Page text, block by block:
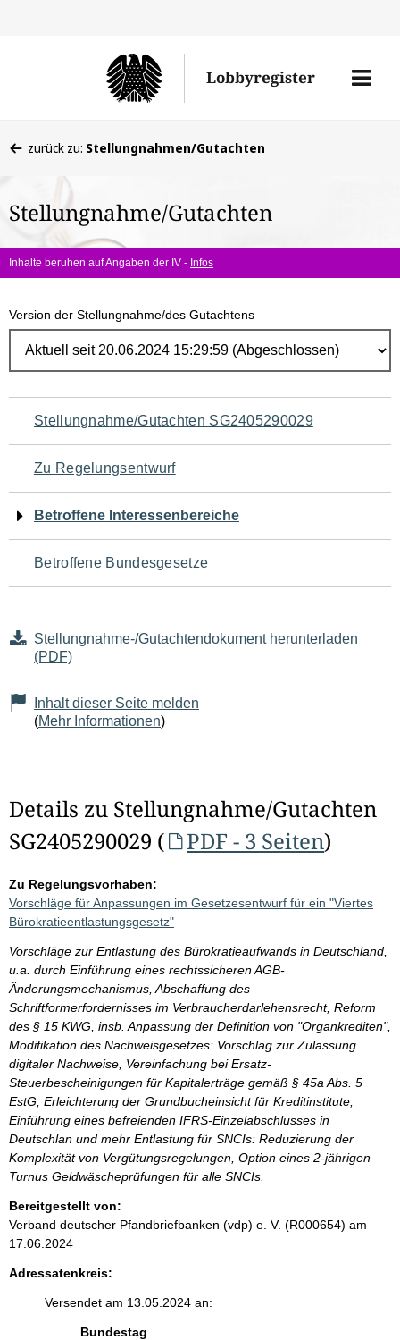
Lobbyregister
Menü
befinden
hier:
zurück zu: Stellungnahmen/Gutachten
Stellungnahme/Gutachten
Inhalte beruhen auf Angaben der IV - Infos
Version der Stellungnahme/des Gutachtens
Navigation
für
den
Seiteninhalt
Stellungnahme/Gutachten SG2405290029
Zu Regelungsentwurf
Betroffene Interessenbereiche
Betroffene Bundesgesetze
Stellungnahme-/Gutachtendokument herunterladen
(PDF)
Inhalt dieser Seite melden
(Mehr Informationen)
Details zu Stellungnahme/Gutachten
SG2405290029 (
PDF - 3 Seiten)
Zu Regelungsvorhaben:
Vorschläge für Anpassungen im Gesetzesentwurf für ein "Viertes
Bürokratieentlastungsgesetz"
Vorschläge zur Entlastung des Bürokratieaufwands in Deutschland,
u.a. durch Einführung eines rechtssicheren AGB-
Änderungsmechanismus, Abschaffung des
Schriftformerfordernisses im Verbraucherdarlehensrecht, Reform
des § 15 KWG, insb. Anpassung der Definition von "Organkrediten",
Modifikation des Nachweisgesetzes: Vorschlag zur Zulassung
digitaler Nachweise, Vereinfachung bei Ersatz-
Steuerbescheinigungen für Kapitalerträge gemäß § 45a Abs. 5
EstG, Erleichterung der Grundbucheinsicht für Kreditinstitute,
Einführung eines befreienden IFRS-Einzelabschlusses in
Deutschlan und mehr Entlastung für SNCIs: Reduzierung der
Komplexität von Vergütungsregelungen, Option eines 2-jährigen
Turnus Geldwäscheprüfungen für alle SNCIs.
Bereitgestellt von:
Verband deutscher Pfandbriefbanken (vdp) e. V. (R000654) am
17.06.2024
Adressatenkreis:
Versendet am 13.05.2024 an:
Bundestag